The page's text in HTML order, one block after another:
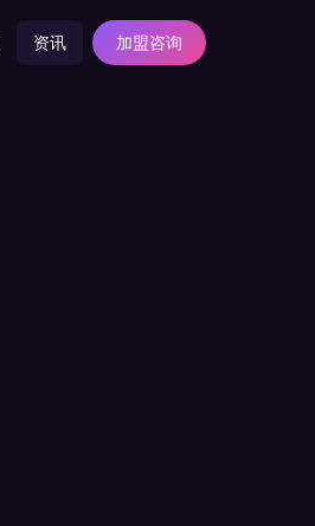
资讯 加盟咨询